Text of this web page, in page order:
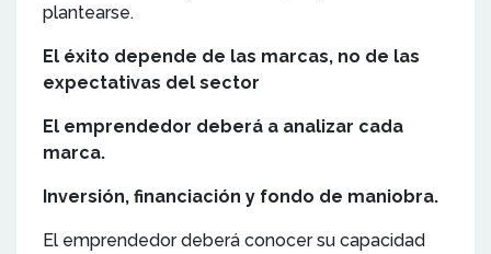
plantearse.
El éxito depende de las marcas, no de las
expectativas del sector
El emprendedor deberá a analizar cada
marca.
Inversión, financiación y fondo de maniobra.
El emprendedor deberá conocer su capacidad